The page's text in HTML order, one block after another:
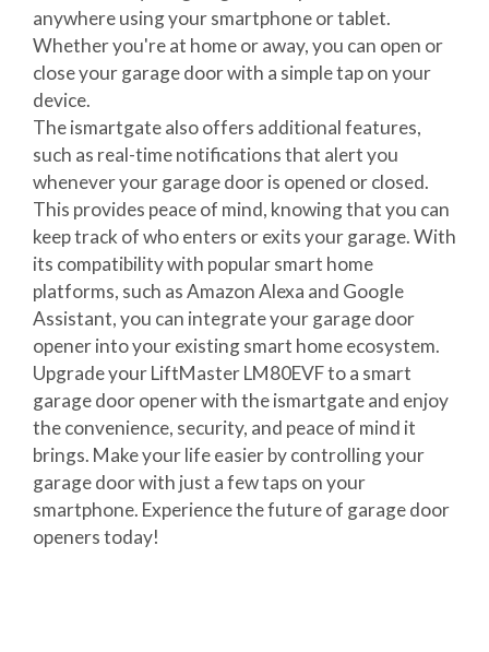
anywhere using your smartphone or tablet.
Whether you're at home or away, you can open or
close your garage door with a simple tap on your
device.
The ismartgate also offers additional features,
such as real-time notifications that alert you
whenever your garage door is opened or closed.
This provides peace of mind, knowing that you can
keep track of who enters or exits your garage. With
its compatibility with popular smart home
platforms, such as Amazon Alexa and Google
Assistant, you can integrate your garage door
opener into your existing smart home ecosystem.
Upgrade your LiftMaster LM80EVF to a smart
garage door opener with the ismartgate and enjoy
the convenience, security, and peace of mind it
brings. Make your life easier by controlling your
garage door with just a few taps on your
smartphone. Experience the future of garage door
openers today!